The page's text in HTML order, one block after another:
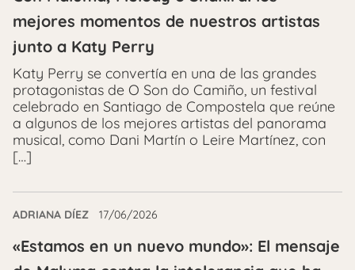
mejores momentos de nuestros artistas
junto a Katy Perry
Katy Perry se convertía en una de las grandes
protagonistas de O Son do Camiño, un festival
celebrado en Santiago de Compostela que reúne
a algunos de los mejores artistas del panorama
musical, como Dani Martín o Leire Martínez, con
[…]
ADRIANA DÍEZ 17/06/2026
«Estamos en un nuevo mundo»: El mensaje